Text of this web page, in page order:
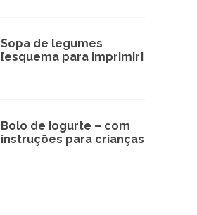
Sopa de legumes
[esquema para imprimir]
Bolo de Iogurte – com
instruções para crianças